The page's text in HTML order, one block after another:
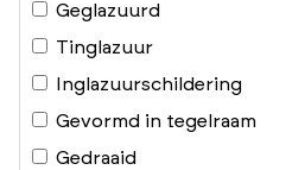
Geglazuurd
Tinglazuur
Inglazuurschildering
Gevormd in tegelraam
Gedraaid